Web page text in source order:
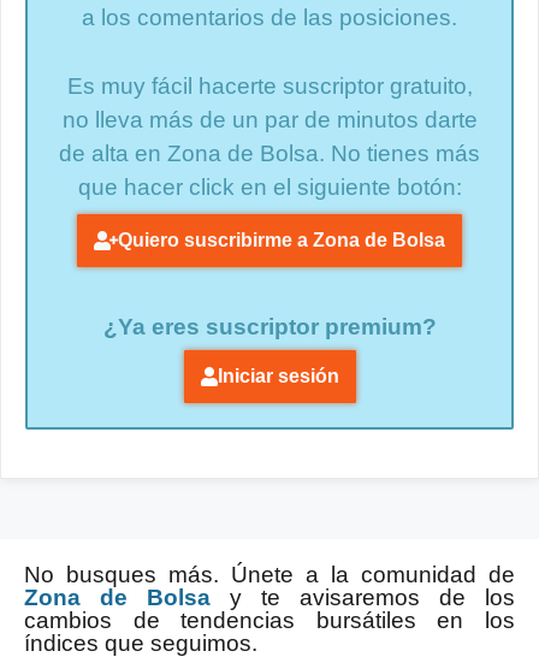
a los comentarios de las posiciones.
Es muy fácil hacerte suscriptor gratuito,
no lleva más de un par de minutos darte
de alta en Zona de Bolsa. No tienes más
que hacer click en el siguiente botón:
Quiero suscribirme a Zona de Bolsa
¿Ya eres suscriptor premium?
Iniciar sesión
No busques más. Únete a la comunidad de
Zona de Bolsa y te avisaremos de los
cambios de tendencias bursátiles en los
índices que seguimos.